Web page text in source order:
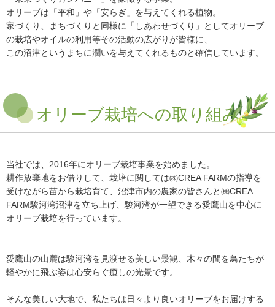
不動産情報
オリーブは「平和」や「安らぎ」を与えてくれる植物。
家づくり、まちづくりと同様に「しあわせづくり」としてオリーブ
の栽培やオイルの利用等その活動の広がりが皆様に、
この沼津というまちに潤いを与えてくれるものと確信しています。
オリーブ栽培への取り組み
当社では、2016年にオリーブ栽培事業を始めました。
耕作放棄地をお借りして、栽培に関しては㈱CREA FARMの指導を
受けながら苗から栽培育て、沼津市内の農家の皆さんと㈱CREA
FARM駿河湾沼津を立ち上げ、駿河湾が一望できる愛鷹山を中心に
オリーブ栽培を行っています。
愛鷹山の山麓は駿河湾を見渡せる美しい景観、木々の間を鳥たちが
軽やかに飛ぶ姿は心安らぐ癒しの光景です。
そんな美しい大地で、私たちは日々より良いオリーブをお届けする